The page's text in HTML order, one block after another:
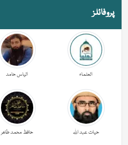
پروفائلز
العلماء الیاس حامد
حیات عبد اللہ حافظ محمد طاھر